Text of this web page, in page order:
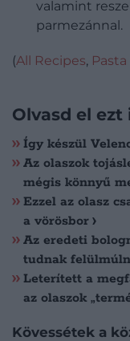
valamint
parmezánnal.
(All Recipes,
Olvasd el ezt
Így készül
Az olaszok
mégis könnyű
Ezzel az olasz
a vörösbor
Az eredeti
tudnak
Leterített a
az olaszok
Kövessétek a